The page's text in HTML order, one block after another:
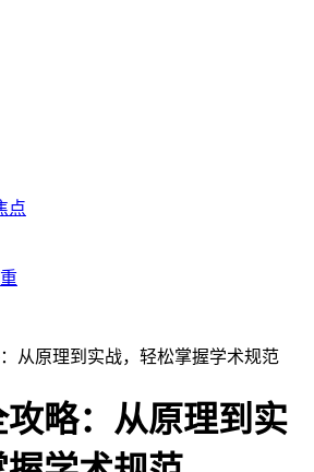
点
从原理到实战，轻松掌握学术规范
略：从原理到实